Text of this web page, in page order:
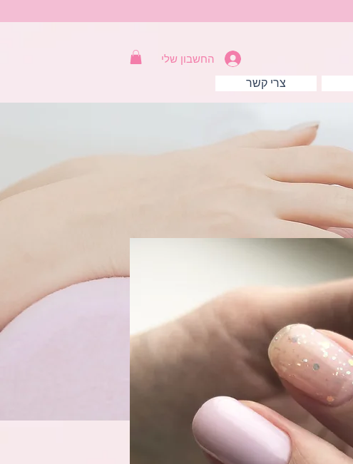
החשבון שלי
צרי קשר